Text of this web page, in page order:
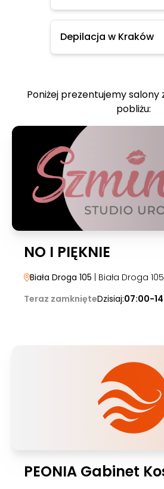
Depilacja w Kraków
Poniżej prezentujemy salony
pobliżu:
NO I PIĘKNIE
Biała Droga 105 | Biała Droga 105
Teraz zamknięteDzisiaj:07:00-
PEONIA Gabinet